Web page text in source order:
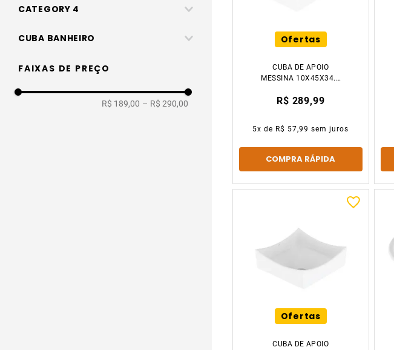
Cubas
CATEGORY 4
Cubas de louça
CUBA BANHEIRO
Apoio
FAIXAS DE PREÇO
R$ 189,00 – R$ 290,00
Ofertas
CUBA DE APOIO
MESSINA 10X45X34.5
R$ 289,99
5x de R$ 57,99 sem juros
COMPRA RÁPIDA
Ofertas
CUBA DE APOIO